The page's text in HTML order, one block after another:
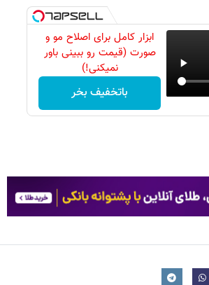
ابزار کامل برای اصلاح مو و
صورت (قیمت رو ببینی باور
نمیکنی!)
باتخفیف بخر